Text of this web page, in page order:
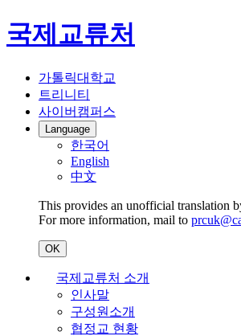
국제교류처
가톨릭대학교
트리니티
사이버캠퍼스
Language
한국어
English
中文
This provides an unofficial translation
For more information, mail to
OK
국제교류처 소개
인사말
구성원소개
협정교 현황